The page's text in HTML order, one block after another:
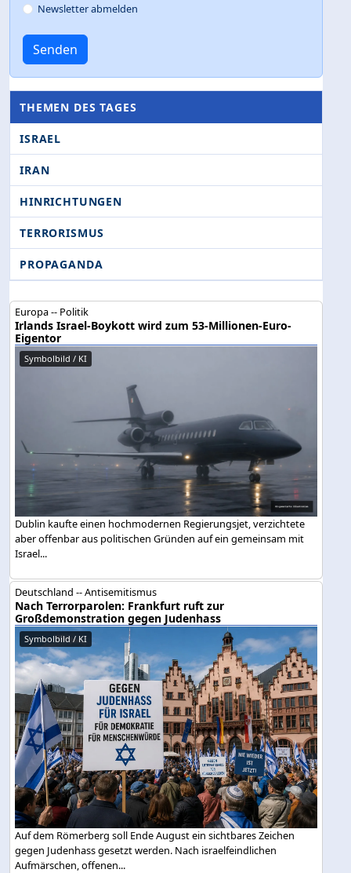
Newsletter abmelden
Senden
THEMEN DES TAGES
ISRAEL
IRAN
HINRICHTUNGEN
TERRORISMUS
PROPAGANDA
Europa -- Politik
Irlands Israel-Boykott wird zum 53-Millionen-Euro-
Eigentor
Symbolbild / KI
Dublin kaufte einen hochmodernen Regierungsjet, verzichtete
aber offenbar aus politischen Gründen auf ein gemeinsam mit
Israel...
Deutschland -- Antisemitismus
Nach Terrorparolen: Frankfurt ruft zur
Großdemonstration gegen Judenhass
Symbolbild / KI
Auf dem Römerberg soll Ende August ein sichtbares Zeichen
gegen Judenhass gesetzt werden. Nach israelfeindlichen
Aufmärschen, offenen...